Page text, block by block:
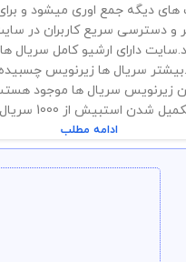
دیگه جمع اوری میشود و برای
و دسترسی سریع کاربران در
دارای ارشیو کامل سریال
سریال ها زیرنویس چسبیده
زیرنویس سریال ها موجود
شدن استبیش از 1000 سریال رایگان
ادامه مطلب